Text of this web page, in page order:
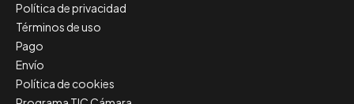
Política de privacidad
Términos de uso
Pago
Envío
Política de cookies